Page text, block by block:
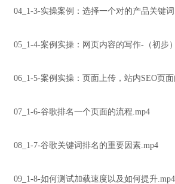
04_1-3-实操案例：选择一个对的产品关键
05_1-4-案例实操：网页内容的写作-（初步
06_1-5-案例实操：页面上传，站内SEO页
07_1-6-谷歌排名一个页面的流程.mp4
08_1-7-谷歌关键词排名的重要因素.mp4
09_1-8-如何测试加载速度以及如何提升.mp4